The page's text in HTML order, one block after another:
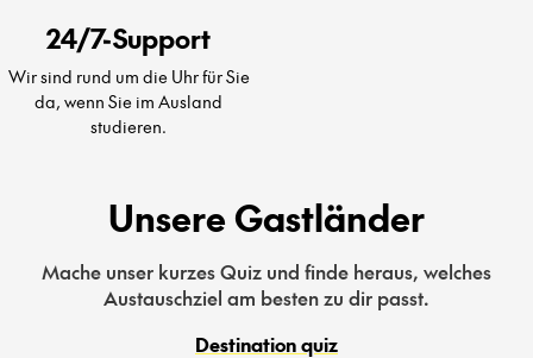
24/7-Support
Wir sind rund um die Uhr für Sie
da, wenn Sie im Ausland
studieren.
Unsere Gastländer
Mache unser kurzes Quiz und finde heraus, welches
Austauschziel am besten zu dir passt.
Destination quiz